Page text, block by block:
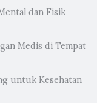
dan Fisik
Medis di Tempat
untuk Kesehatan